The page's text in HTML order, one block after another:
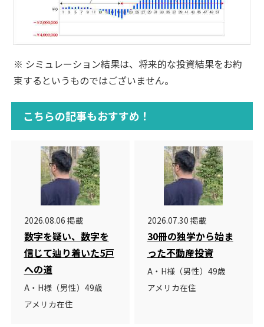
※ シミュレーション結果は、将来的な投資結果をお約
束するというものではございません。
こちらの記事もおすすめ！
2026.08.06 掲載
数字を疑い、数字を
信じて辿り着いた5戸
への道
A・H様（男性）49歳
アメリカ在住
2026.07.30 掲載
30冊の独学から始ま
った不動産投資
A・H様（男性）49歳
アメリカ在住